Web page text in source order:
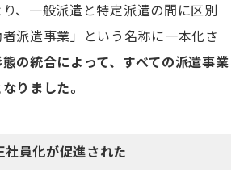
、一般派遣と特定派遣の間に区別
派遣事業」という名称に一本化さ
態の統合によって、すべての派遣事業
りました。
社員化が促進された